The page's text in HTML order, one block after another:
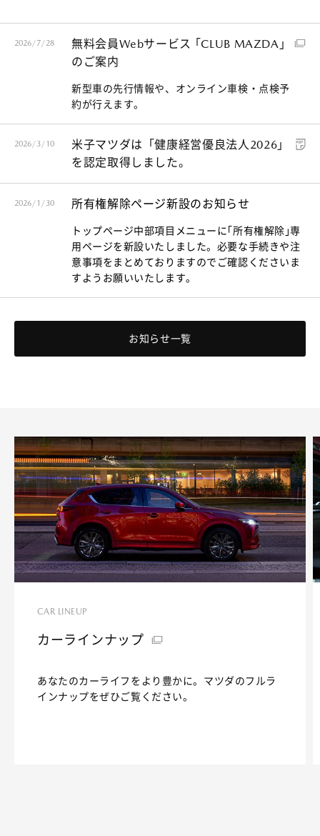
2026/7/28
無料会員Webサービス ｢CLUB MAZDA｣
のご案内
新型車の先行情報や、オンライン車検・点検予
約が行えます。
2026/3/10
米子マツダは「健康経営優良法人2026」
を認定取得しました。
2026/1/30 所有権解除ページ新設のお知らせ
トップページ中部項目メニューに｢所有権解除｣専
用ページを新設いたしました。必要な手続きや注
意事項をまとめておりますのでご確認くださいま
すようお願いいたします。
お知らせ一覧
CAR LINEUP
カーラインナップ
あなたのカーライフをより豊かに。マツダのフルラ
インナップをぜひご覧ください。